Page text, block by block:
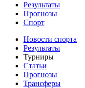
Результаты
Прогнозы
Спорт
Новости спорта
Результаты
Турниры
Статьи
Прогнозы
Трансферы